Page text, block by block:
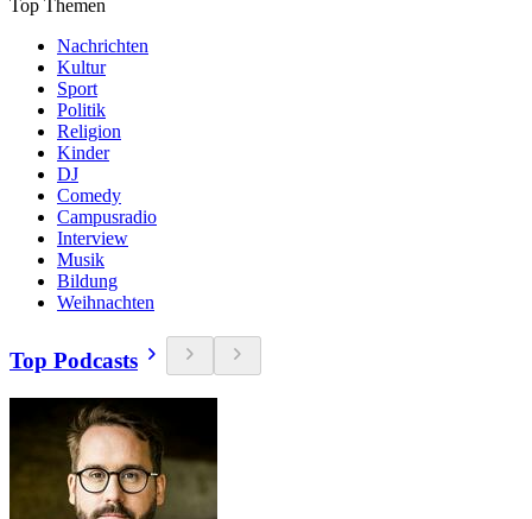
Top Themen
Nachrichten
Kultur
Sport
Politik
Religion
Kinder
DJ
Comedy
Campusradio
Interview
Musik
Bildung
Weihnachten
Top Podcasts